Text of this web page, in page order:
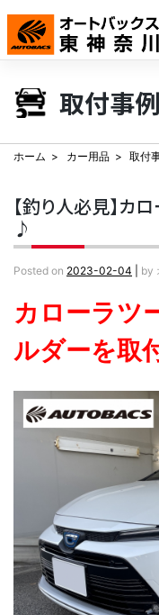
Skip
content
取付事例
ホーム カー用品 取付
【釣り人必見】カ
♪
Posted on 2023-02-04 by
カローラツ
ルダーを取